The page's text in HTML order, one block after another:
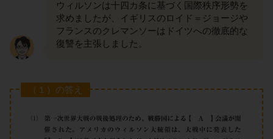
ウィルソンは十四カ条に基づく国際秩序形勢を
求めましたが、イギリスのロイド＝ジョージや
フランスのクレマンソーはドイツへの徹底的な
復讐を主張しました。
（１）の答え